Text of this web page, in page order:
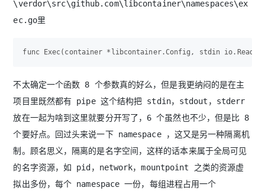
\verdor\src\github.com\libcontainer\namespaces\ex
ec.go里
不太确定一个函数 8 个参数真的好么，但是我更纳闷的是在主
项目里既然都有 pipe 这个结构把 stdin，stdout，stderr
放在一起为啥到这里就要分开写了，6 个虽然也不少，但是比 8
个要好点。回过头来说一下 namespace ，这又是另一种隔离机
制。顾名思义，隔离的是名字空间，这样的话本来属于全局可见
的名字资源，如 pid，network，mountpoint 之类的资源虚
拟出多份，每个 namespace 一份，每组进程占用一个